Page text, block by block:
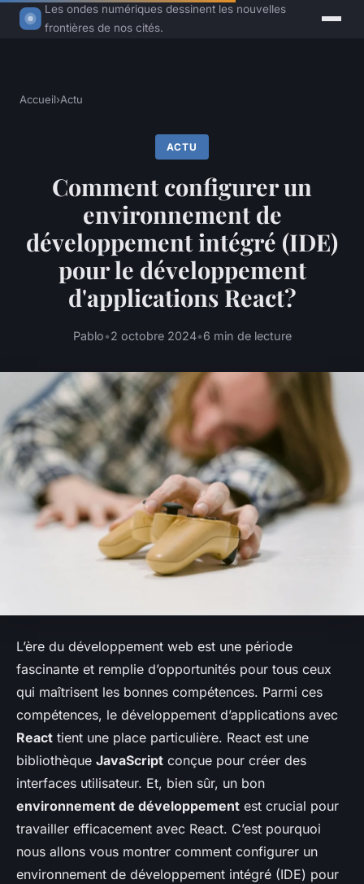
Les ondes numériques dessinent les nouvelles
frontières de nos cités.
Accueil›Actu
ACTU
Comment configurer un
environnement de
développement intégré (IDE)
pour le développement
d'applications React?
Pablo•2 octobre 2024•6 min de lecture
L’ère du développement web est une période
fascinante et remplie d’opportunités pour tous ceux
qui maîtrisent les bonnes compétences. Parmi ces
compétences, le développement d’applications avec
React tient une place particulière. React est une
bibliothèque JavaScript conçue pour créer des
interfaces utilisateur. Et, bien sûr, un bon
environnement de développement est crucial pour
travailler efficacement avec React. C’est pourquoi
nous allons vous montrer comment configurer un
environnement de développement intégré (IDE) pour